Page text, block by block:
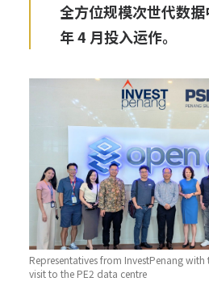
全方位规模次世代数
年 4 月投入运作。
Representatives from InvestPenang
visit to the PE2 data centre